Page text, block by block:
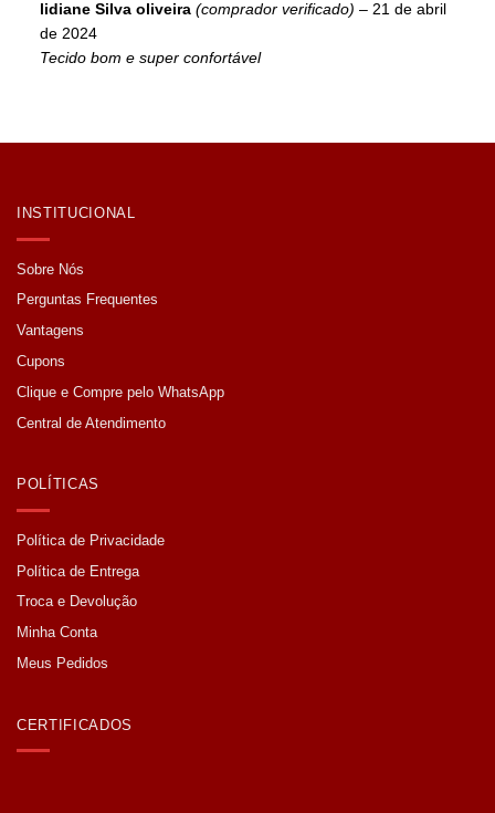
Avaliação5
lidiane Silva oliveira (comprador verificado) – 21 de abril
de 2024
Tecido bom e super confortável
INSTITUCIONAL
Sobre Nós
Perguntas Frequentes
Vantagens
Cupons
Clique e Compre pelo WhatsApp
Central de Atendimento
POLÍTICAS
Política de Privacidade
Política de Entrega
Troca e Devolução
Minha Conta
Meus Pedidos
CERTIFICADOS